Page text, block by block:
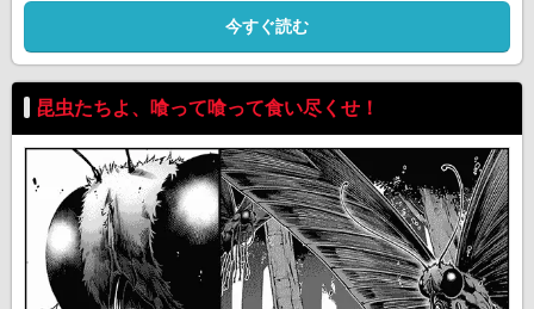
今すぐ読む
昆虫たちよ、喰って喰って食い尽くせ！